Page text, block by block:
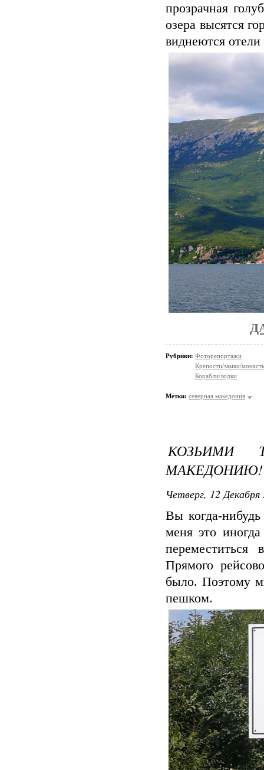
прозрачная
озера высятся
виднеются
Рубрики: Фоторепортажи
Крепости/замки/
Корабли/лодки
Метки: северная македония
КОЗЬИМИ
МАКЕДОНИЮ!
Четверг, 12
Вы когда-
меня это
Прямого
было. Поэтому
пешком.